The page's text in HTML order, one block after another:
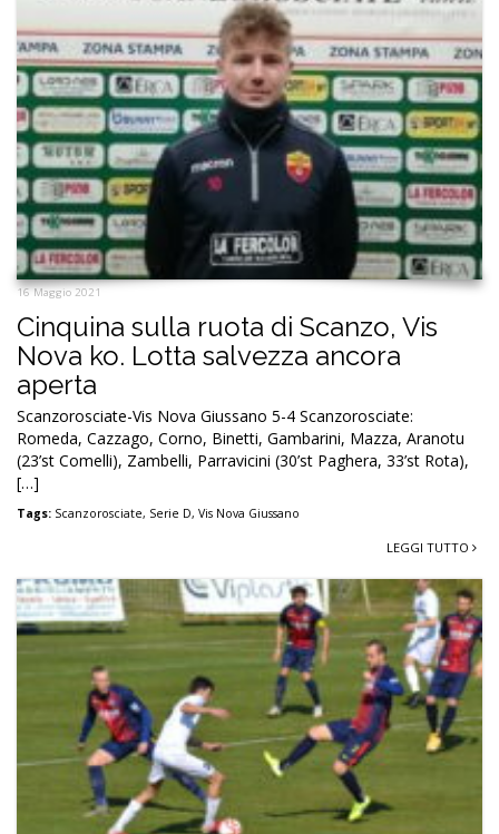
16 Maggio 2021
Cinquina sulla ruota di Scanzo, Vis
Nova ko. Lotta salvezza ancora
aperta
Scanzorosciate-Vis Nova Giussano 5-4 Scanzorosciate:
Romeda, Cazzago, Corno, Binetti, Gambarini, Mazza, Aranotu
(23’st Comelli), Zambelli, Parravicini (30’st Paghera, 33’st Rota),
[…]
Tags: Scanzorosciate, Serie D, Vis Nova Giussano
LEGGI TUTTO